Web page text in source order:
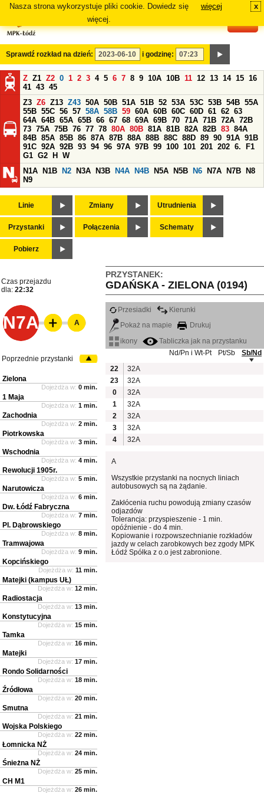
Nasza strona wykorzystuje pliki cookie. Dowiedz się
więcej.
więcej x
Sprawdź rozkład na dzień: i godzinę:
Z Z1 Z2 0 1 2 3 4 5 6 7 8 9 10A 10B 11 12 13 14 15 16
41 43 45
Z3 Z6 Z13 Z43 50A 50B 51A 51B 52 53A 53C 53B 54B 55A
55B 55C 56 57 58A 58B 59 60A 60B 60C 60D 61 62 63
64A 64B 65A 65B 66 67 68 69A 69B 70 71A 71B 72A 72B
73 75A 75B 76 77 78 80A 80B 81A 81B 82A 82B 83 84A
84B 85A 85B 86 87A 87B 88A 88B 88C 88D 89 90 91A 91B
91C 92A 92B 93 94 96 97A 97B 99 100 101 201 202 6.
F1
G1 G2 H
W
N1A
N1B N2 N3A N3B N4A N4B N5A N5B N6 N7A N7B
N8
N9
Linie Zmiany Utrudnienia
Przystanki Połączenia Schematy
Pobierz
PRZYSTANEK:
GDAŃSKA - ZIELONA (0194)
Czas przejazdu
dla: 22:32
N7A
Przesiadki
Kierunki
Pokaż na mapie
Drukuj
ikony
Tabliczka jak na przystanku
Nd/Pn i Wt-Pt
Pt/Sb
Sb/Nd
22
32A
23
32A
0
32A
1
32A
2
32A
3
32A
4
32A
A
Wszystkie przystanki na nocnych liniach
autobusowych są na żądanie.
Zakłócenia ruchu powodują zmiany czasów
odjazdów
Tolerancja: przyspieszenie - 1 min.
opóźnienie - do 4 min.
Kopiowanie i rozpowszechnianie rozkładów
jazdy w celach zarobkowych bez zgody MPK
Łódź Spółka z o.o jest zabronione.
A
Poprzednie przystanki
Zielona
Dojeżdża w: 0 min.
1 Maja
Dojeżdża w: 1 min.
Zachodnia
Dojeżdża w: 2 min.
Piotrkowska
Dojeżdża w: 3 min.
Wschodnia
Dojeżdża w: 4 min.
Rewolucji 1905r.
Dojeżdża w: 5 min.
Narutowicza
Dojeżdża w: 6 min.
Dw. Łódź Fabryczna
Dojeżdża w: 7 min.
Pl. Dąbrowskiego
Dojeżdża w: 8 min.
Tramwajowa
Dojeżdża w: 9 min.
Kopcińskiego
Dojeżdża w: 11 min.
Matejki (kampus UŁ)
Dojeżdża w: 12 min.
Radiostacja
Dojeżdża w: 13 min.
Konstytucyjna
Dojeżdża w: 15 min.
Tamka
Dojeżdża w: 16 min.
Matejki
Dojeżdża w: 17 min.
Rondo Solidarności
Dojeżdża w: 18 min.
Źródłowa
Dojeżdża w: 20 min.
Smutna
Dojeżdża w: 21 min.
Wojska Polskiego
Dojeżdża w: 22 min.
Łomnicka NŻ
Dojeżdża w: 24 min.
Śnieżna NŻ
Dojeżdża w: 25 min.
CH M1
Dojeżdża w: 26 min.